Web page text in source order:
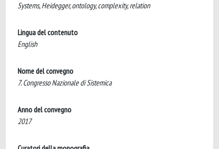
Systems, Heidegger, ontology, complexity, relation
Lingua del contenuto
English
Nome del convegno
7. Congresso Nazionale di Sistemica
Anno del convegno
2017